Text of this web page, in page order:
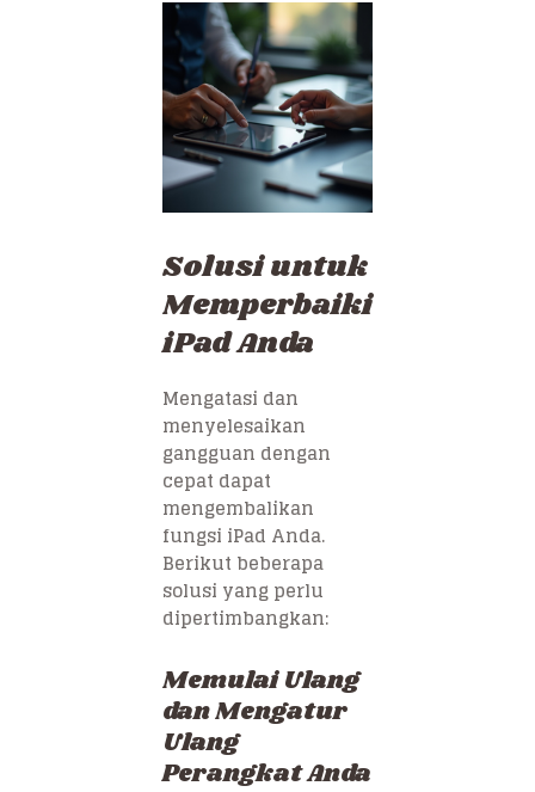
Solusi untuk
Memperbaiki
iPad Anda
Mengatasi dan
menyelesaikan
gangguan dengan
cepat dapat
mengembalikan
fungsi iPad Anda.
Berikut beberapa
solusi yang perlu
dipertimbangkan:
Memulai Ulang
dan Mengatur
Ulang
Perangkat Anda